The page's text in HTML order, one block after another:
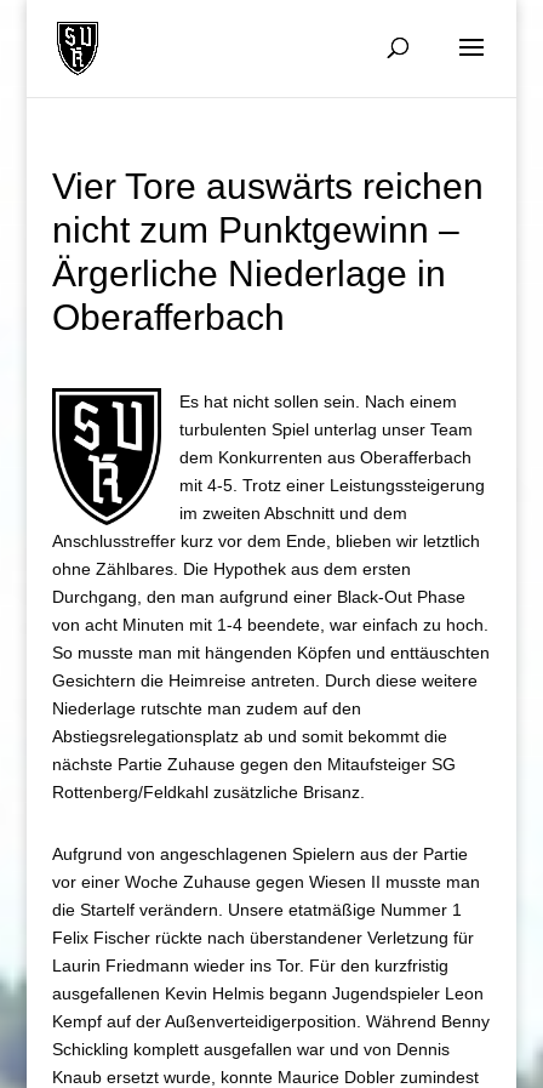
Vier Tore auswärts reichen
nicht zum Punktgewinn –
Ärgerliche Niederlage in
Oberafferbach
Es hat nicht sollen sein. Nach einem
turbulenten Spiel unterlag unser Team
dem Konkurrenten aus Oberafferbach
mit 4-5. Trotz einer Leistungssteigerung
im zweiten Abschnitt und dem
Anschlusstreffer kurz vor dem Ende, blieben wir letztlich
ohne Zählbares. Die Hypothek aus dem ersten
Durchgang, den man aufgrund einer Black-Out Phase
von acht Minuten mit 1-4 beendete, war einfach zu hoch.
So musste man mit hängenden Köpfen und enttäuschten
Gesichtern die Heimreise antreten. Durch diese weitere
Niederlage rutschte man zudem auf den
Abstiegsrelegationsplatz ab und somit bekommt die
nächste Partie Zuhause gegen den Mitaufsteiger SG
Rottenberg/Feldkahl zusätzliche Brisanz.
Aufgrund von angeschlagenen Spielern aus der Partie
vor einer Woche Zuhause gegen Wiesen II musste man
die Startelf verändern. Unsere etatmäßige Nummer 1
Felix Fischer rückte nach überstandener Verletzung für
Laurin Friedmann wieder ins Tor. Für den kurzfristig
ausgefallenen Kevin Helmis begann Jugendspieler Leon
Kempf auf der Außenverteidigerposition. Während Benny
Schickling komplett ausgefallen war und von Dennis
Knaub ersetzt wurde, konnte Maurice Dobler zumindest